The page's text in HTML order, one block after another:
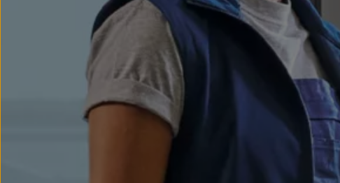
Olej silnikowy i płyny eksploatacyjne
Koła i opony
Pomoc w razie wypadku i awarii
Serwis i części na raty
Pakiet przeglądów dla Twojego Volkswagena
Badanie satysfakcji klienta – oceń nasz serwis i salony
Ubezpieczenie opon
Akcesoria
Sklep online akcesoriów
Urządzenia ładujące